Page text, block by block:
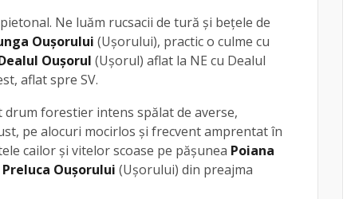
Ne luăm rucsacii de tură şi beţele de
Ouşorului (Uşorului), practic o culme cu
Ouşorul (Uşorul) aflat la NE cu Dealul
aflat spre SV.
forestier intens spălat de averse,
pe alocuri mocirlos şi frecvent amprentat în
cailor și vitelor scoase pe păşunea Poiana
Preluca Ouşorului (Uşorului) din preajma